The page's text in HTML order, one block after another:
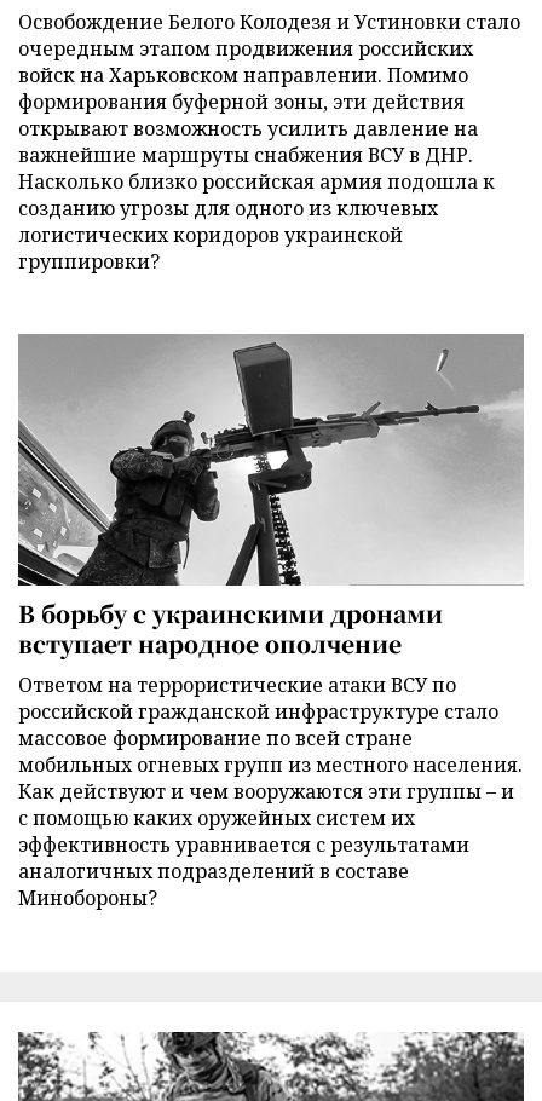
Освобождение Белого Колодезя и Устиновки стало
очередным этапом продвижения российских
войск на Харьковском направлении. Помимо
формирования буферной зоны, эти действия
открывают возможность усилить давление на
важнейшие маршруты снабжения ВСУ в ДНР.
Насколько близко российская армия подошла к
созданию угрозы для одного из ключевых
логистических коридоров украинской
группировки?
В борьбу с украинскими дронами
вступает народное ополчение
Ответом на террористические атаки ВСУ по
российской гражданской инфраструктуре стало
массовое формирование по всей стране
мобильных огневых групп из местного населения.
Как действуют и чем вооружаются эти группы – и
с помощью каких оружейных систем их
эффективность уравнивается с результатами
аналогичных подразделений в составе
Минобороны?